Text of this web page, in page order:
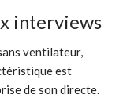
interviews
ventilateur,
est
de son directe.